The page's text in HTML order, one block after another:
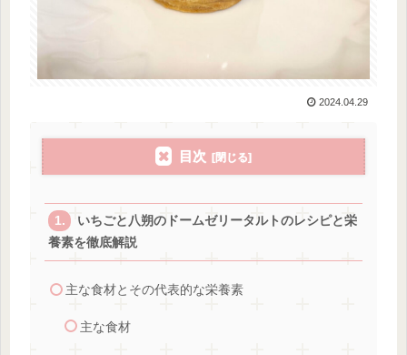
2024.04.29
目次
いちごと八朔のドームゼリータルトのレシピと栄
養素を徹底解説
主な食材とその代表的な栄養素
主な食材